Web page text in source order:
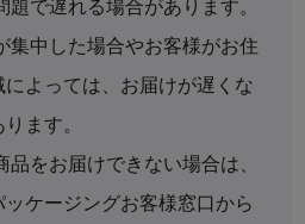
で遅れる場合があります。
中した場合やお客様がお住
によっては、お届けが遅くな
ます。
をお届けできない場合は、
ケージングお客様窓口から